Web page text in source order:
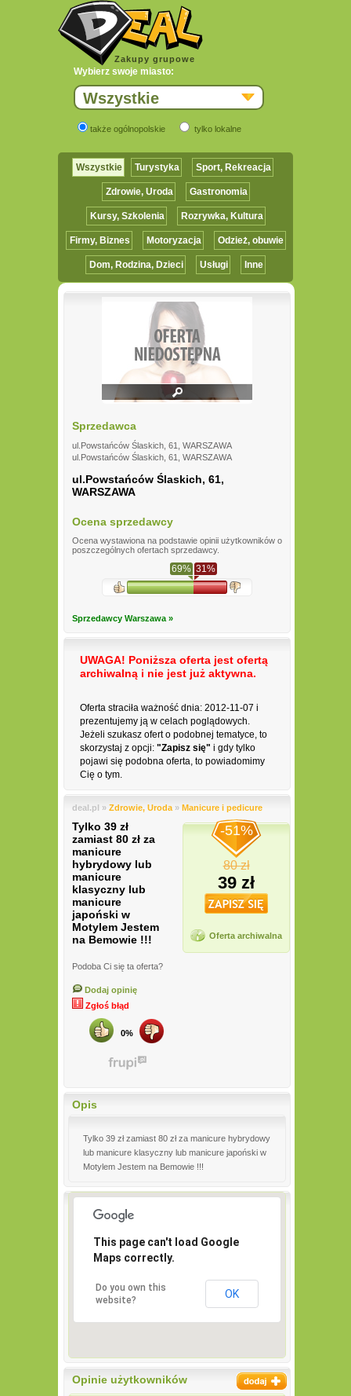
Zakupy grupowe
Wybierz swoje miasto:
Wszystkie
także ogólnopolskie tylko lokalne
Wszystkie Turystyka Sport, Rekreacja
Zdrowie, Uroda Gastronomia
Kursy, Szkolenia Rozrywka, Kultura
Firmy, Biznes Motoryzacja Odzież, obuwie
Dom, Rodzina, Dzieci Usługi Inne
Sprzedawca
ul.Powstańców Ślaskich, 61, WARSZAWA
ul.Powstańców Ślaskich, 61, WARSZAWA
ul.Powstańców Ślaskich, 61,
WARSZAWA
Ocena sprzedawcy
Ocena wystawiona na podstawie opinii użytkowników o
poszczególnych ofertach sprzedawcy.
69% 31%
Sprzedawcy Warszawa »
UWAGA! Poniższa oferta jest ofertą
archiwalną i nie jest już aktywna.
Oferta straciła ważność dnia: 2012-11-07 i
prezentujemy ją w celach poglądowych.
Jeżeli szukasz ofert o podobnej tematyce, to
skorzystaj z opcji: "Zapisz się" i gdy tylko
pojawi się podobna oferta, to powiadomimy
Cię o tym.
deal.pl » Zdrowie, Uroda » Manicure i pedicure
Tylko 39 zł
zamiast 80 zł za
manicure
hybrydowy lub
manicure
klasyczny lub
manicure
japoński w
Motylem Jestem
na Bemowie !!!
Podoba Ci się ta oferta?
Dodaj opinię
Zgłoś błąd
0%
-51%
80 zł
39 zł
Oferta archiwalna
Opis
Tylko 39 zł zamiast 80 zł za manicure hybrydowy
lub manicure klasyczny lub manicure japoński w
Motylem Jestem na Bemowie !!!
This page can't load Google
Maps correctly.
Do you own this
website?
OK
Opinie użytkowników